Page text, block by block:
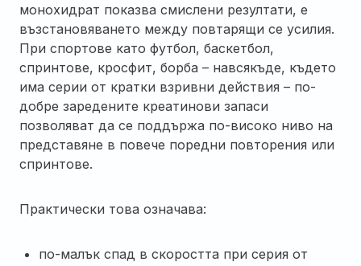
монохидрат показва смислени резултати, е
възстановяването между повтарящи се усилия.
При спортове като футбол, баскетбол,
спринтове, кросфит, борба – навсякъде, където
има серии от кратки взривни действия – по-
добре заредените креатинови запаси
позволяват да се поддържа по-високо ниво на
представяне в повече поредни повторения или
спринтове.
Практически това означава:
по-малък спад в скоростта при серия от